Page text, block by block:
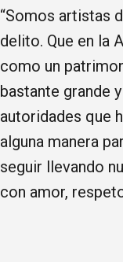
“Somos artistas
delito. Que en la
como un
bastante grande
autoridades que
alguna manera
seguir llevando
con amor,